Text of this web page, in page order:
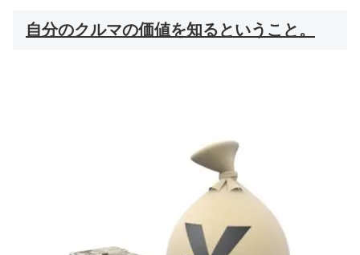
自分のクルマの価値を知るということ。